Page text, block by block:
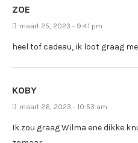
ZOE
maart 25, 2023 - 9:41 pm
heel tof cadeau, ik loot graag
KOBY
maart 26, 2023 - 10:53 am
Ik zou graag Wilma ene dikke